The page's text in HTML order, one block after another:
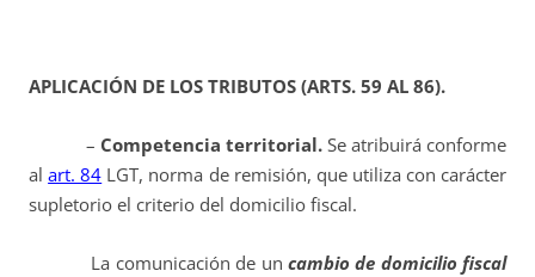
APLICACIÓN DE LOS TRIBUTOS (ARTS. 59 AL 86).
– Competencia territorial. Se atribuirá conforme
alart. 84 LGT, norma de remisión, que utiliza con carácter
supletorio el criterio del domicilio fiscal.
La comunicación de un cambio de domicilio fiscal